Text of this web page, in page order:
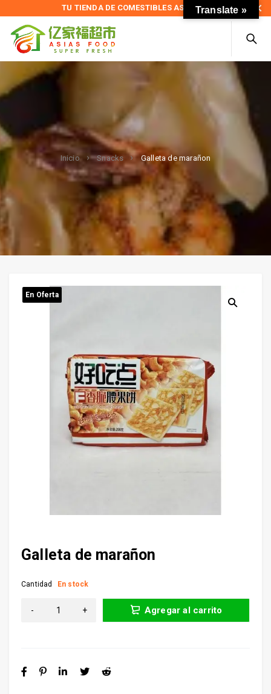
TU TIENDA DE COMESTIBLES ASIÁTICOS
Inicio Snacks Galleta de marañon
En Oferta
Galleta de marañon
Cantidad En stock
Agregar al carrito
Translate »